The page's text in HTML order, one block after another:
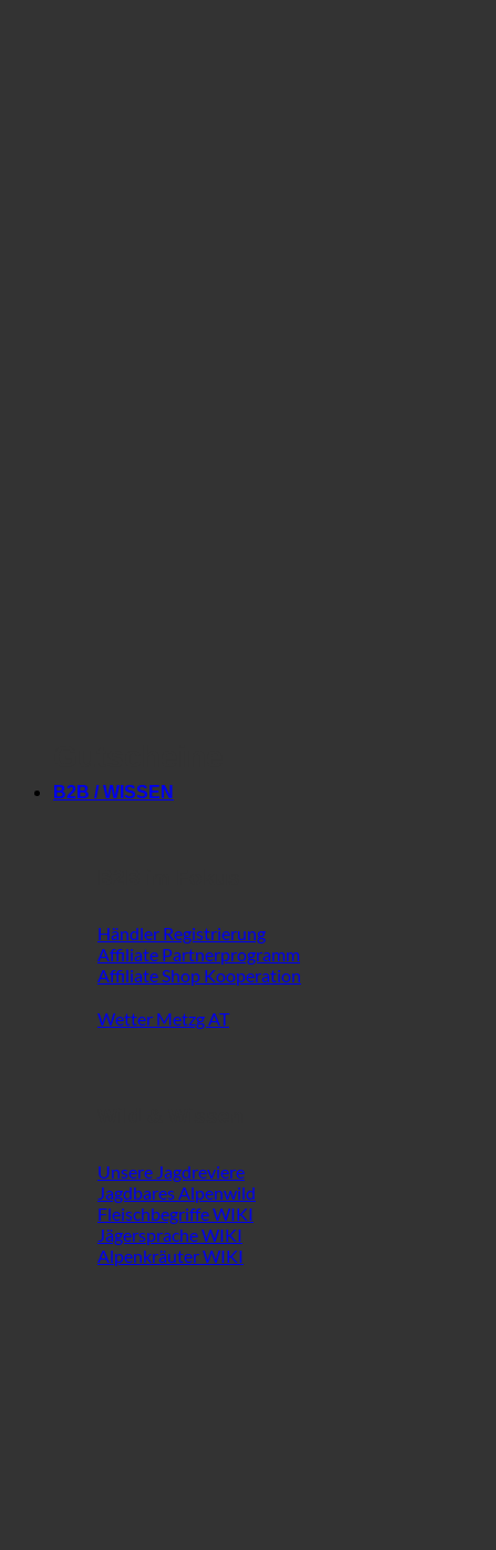
B2B / WISSEN
Händler Registrierung
Affiliate Partnerprogramm
Affiliate Shop Kooperation
Wetter Metzg AT
Unsere Jagdreviere
Jagdbares Alpenwild
Fleischbegriffe WIKI
Jägersprache WIKI
Alpenkräuter WIKI